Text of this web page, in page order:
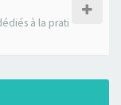
à la prati